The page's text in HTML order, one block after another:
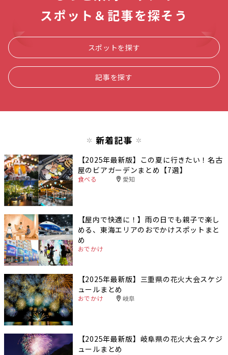
スポット＆記事を探そう
スポットを探す
記事を探す
新着記事
【2025年最新版】この夏に行きたい！名古
屋のビアガーデンまとめ【7選】
食べる 愛知
【屋内で快適に！】雨の日でも親子で楽し
める、東海エリアのおでかけスポットまと
め
おでかけ
【2025年最新版】三重県の花火大会スケジ
ュールまとめ
おでかけ 岐阜
【2025年最新版】岐阜県の花火大会スケジ
ュールまとめ